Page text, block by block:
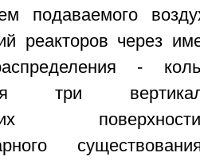
подаваемого
реакторов через
-
три